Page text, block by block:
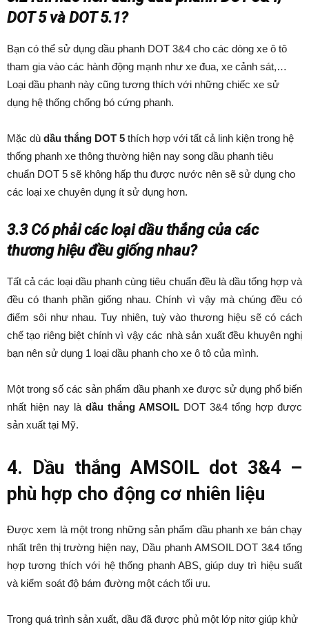
DOT 5 và DOT 5.1?
Bạn có thể sử dụng dầu phanh DOT 3&4 cho các dòng xe ô tô
tham gia vào các hành động mạnh như xe đua, xe cảnh sát,…
Loại dầu phanh này cũng tương thích với những chiếc xe sử
dụng hệ thống chống bó cứng phanh.
Mặc dù dầu thắng DOT 5 thích hợp với tất cả linh kiện trong hệ
thống phanh xe thông thường hiện nay song dầu phanh tiêu
chuẩn DOT 5 sẽ không hấp thu được nước nên sẽ sử dụng cho
các loại xe chuyên dụng ít sử dụng hơn.
3.3 Có phải các loại dầu thắng của các
thương hiệu đều giống nhau?
Tất cả các loại dầu phanh cùng tiêu chuẩn đều là dầu tổng hợp và
đều có thanh phần giống nhau. Chính vì vậy mà chúng đều có
điểm sôi như nhau. Tuy nhiên, tuỳ vào thương hiệu sẽ có cách
chế tạo riêng biệt chính vì vậy các nhà sản xuất đều khuyên nghị
bạn nên sử dụng 1 loại dầu phanh cho xe ô tô của mình.
Một trong số các sản phẩm dầu phanh xe được sử dụng phổ biến
nhất hiện nay là dầu thắng AMSOIL DOT 3&4 tổng hợp được
sản xuất tại Mỹ.
4. Dầu thắng AMSOIL dot 3&4 –
phù hợp cho động cơ nhiên liệu
Được xem là một trong những sản phẩm dầu phanh xe bán chạy
nhất trên thị trường hiện nay, Dầu phanh AMSOIL DOT 3&4 tổng
hợp tương thích với hệ thống phanh ABS, giúp duy trì hiệu suất
và kiểm soát độ bám đường một cách tối ưu.
Trong quá trình sản xuất, dầu đã được phủ một lớp nitơ giúp khử